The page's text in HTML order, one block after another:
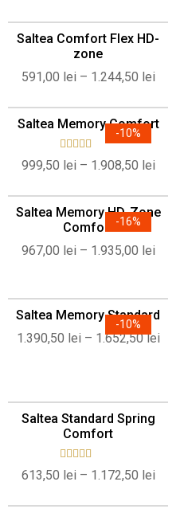
Saltea Comfort Flex HD-
zone
591,00 lei – 1.244,50 lei
-10%
Saltea Memory Comfort
Evaluat la
999,50 lei – 1.908,50 lei
-16%
Saltea Memory HD-Zone
Comfort
967,00 lei – 1.935,00 lei
-10%
Saltea Memory Standard
1.390,50 lei – 1.652,50lei
Saltea Standard Spring
Comfort
Evaluat la
613,50 lei – 1.172,50 lei